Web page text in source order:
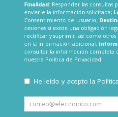
Finalidad: Responder las consultas
enviarle la información solicitada;
Consentimiento del usuario;
cesiones si existe una obligación
rectificar y suprimir, así como
en la información adicional;
consultar la información completa
nuestra Política de Privacidad.
He leído y acepto la